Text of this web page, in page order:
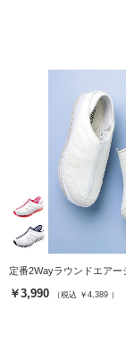
定番2Wayラウンドエアー
￥3,990 （税込 ￥4,389 ）